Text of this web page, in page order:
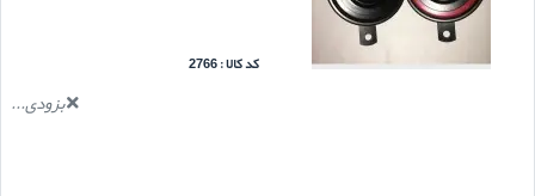
کد کالا : 2766
بزودی...